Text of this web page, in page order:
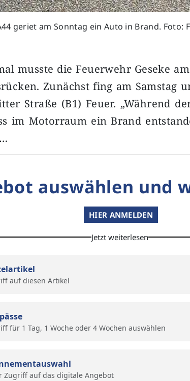
geriet am Sonntag ein Auto in Brand. Foto:
musste die Feuerwehr Geseke
Zunächst fing am Samstag
Straße (B1) Feuer. „Während
im Motorraum ein Brand
auswählen und
HIER ANMELDEN
Jetzt weiterlesen
auf diesen Artikel
für 1 Tag, 1 Woche oder 4 Wochen auswählen
Zugriff auf das digitale Angebot